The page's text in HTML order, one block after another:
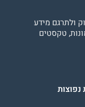
ולתרגם מידע
טקסטים
נפוצות